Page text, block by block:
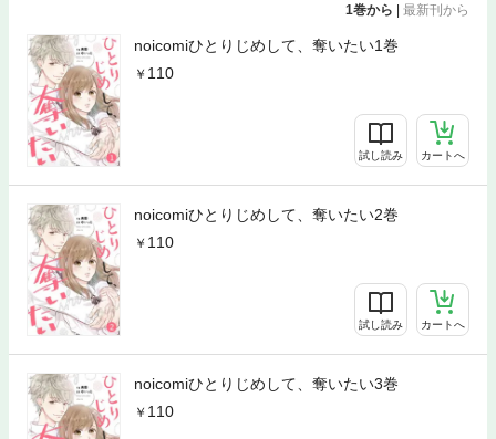
1巻から | 最新刊から
noicomiひとりじめして、奪いたい1巻
110
試し読み カートへ
noicomiひとりじめして、奪いたい2巻
110
試し読み カートへ
noicomiひとりじめして、奪いたい3巻
110